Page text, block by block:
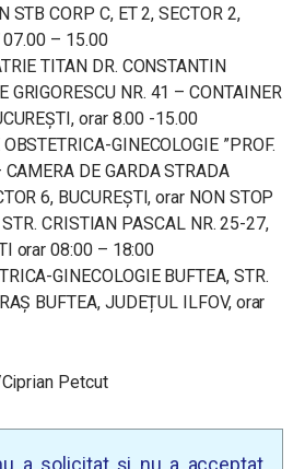
STB CORP C, ET 2, SECTOR 2,
07.00 – 15.00
TITAN DR. CONSTANTIN
GRIGORESCU NR. 41 – CONTAINER
orar 8.00 -15.00
GINECOLOGIE ”PROF.
DE GARDA STRADA
6, BUCUREȘTI, orar NON STOP
STR. CRISTIAN PASCAL NR. 25-27,
orar 08:00 – 18:00
GINECOLOGIE BUFTEA, STR.
BUFTEA, JUDEȚUL ILFOV, orar
Petcut
a solicitat și nu a acceptat